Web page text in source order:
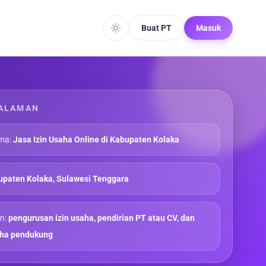
Buat PT Masuk
Jasa Izin Usaha Online di Kabupaten Kolaka
Kolaka, Sulawesi Tenggara
pengurusan izin usaha, pendirian PT atau CV, dan
pendukung